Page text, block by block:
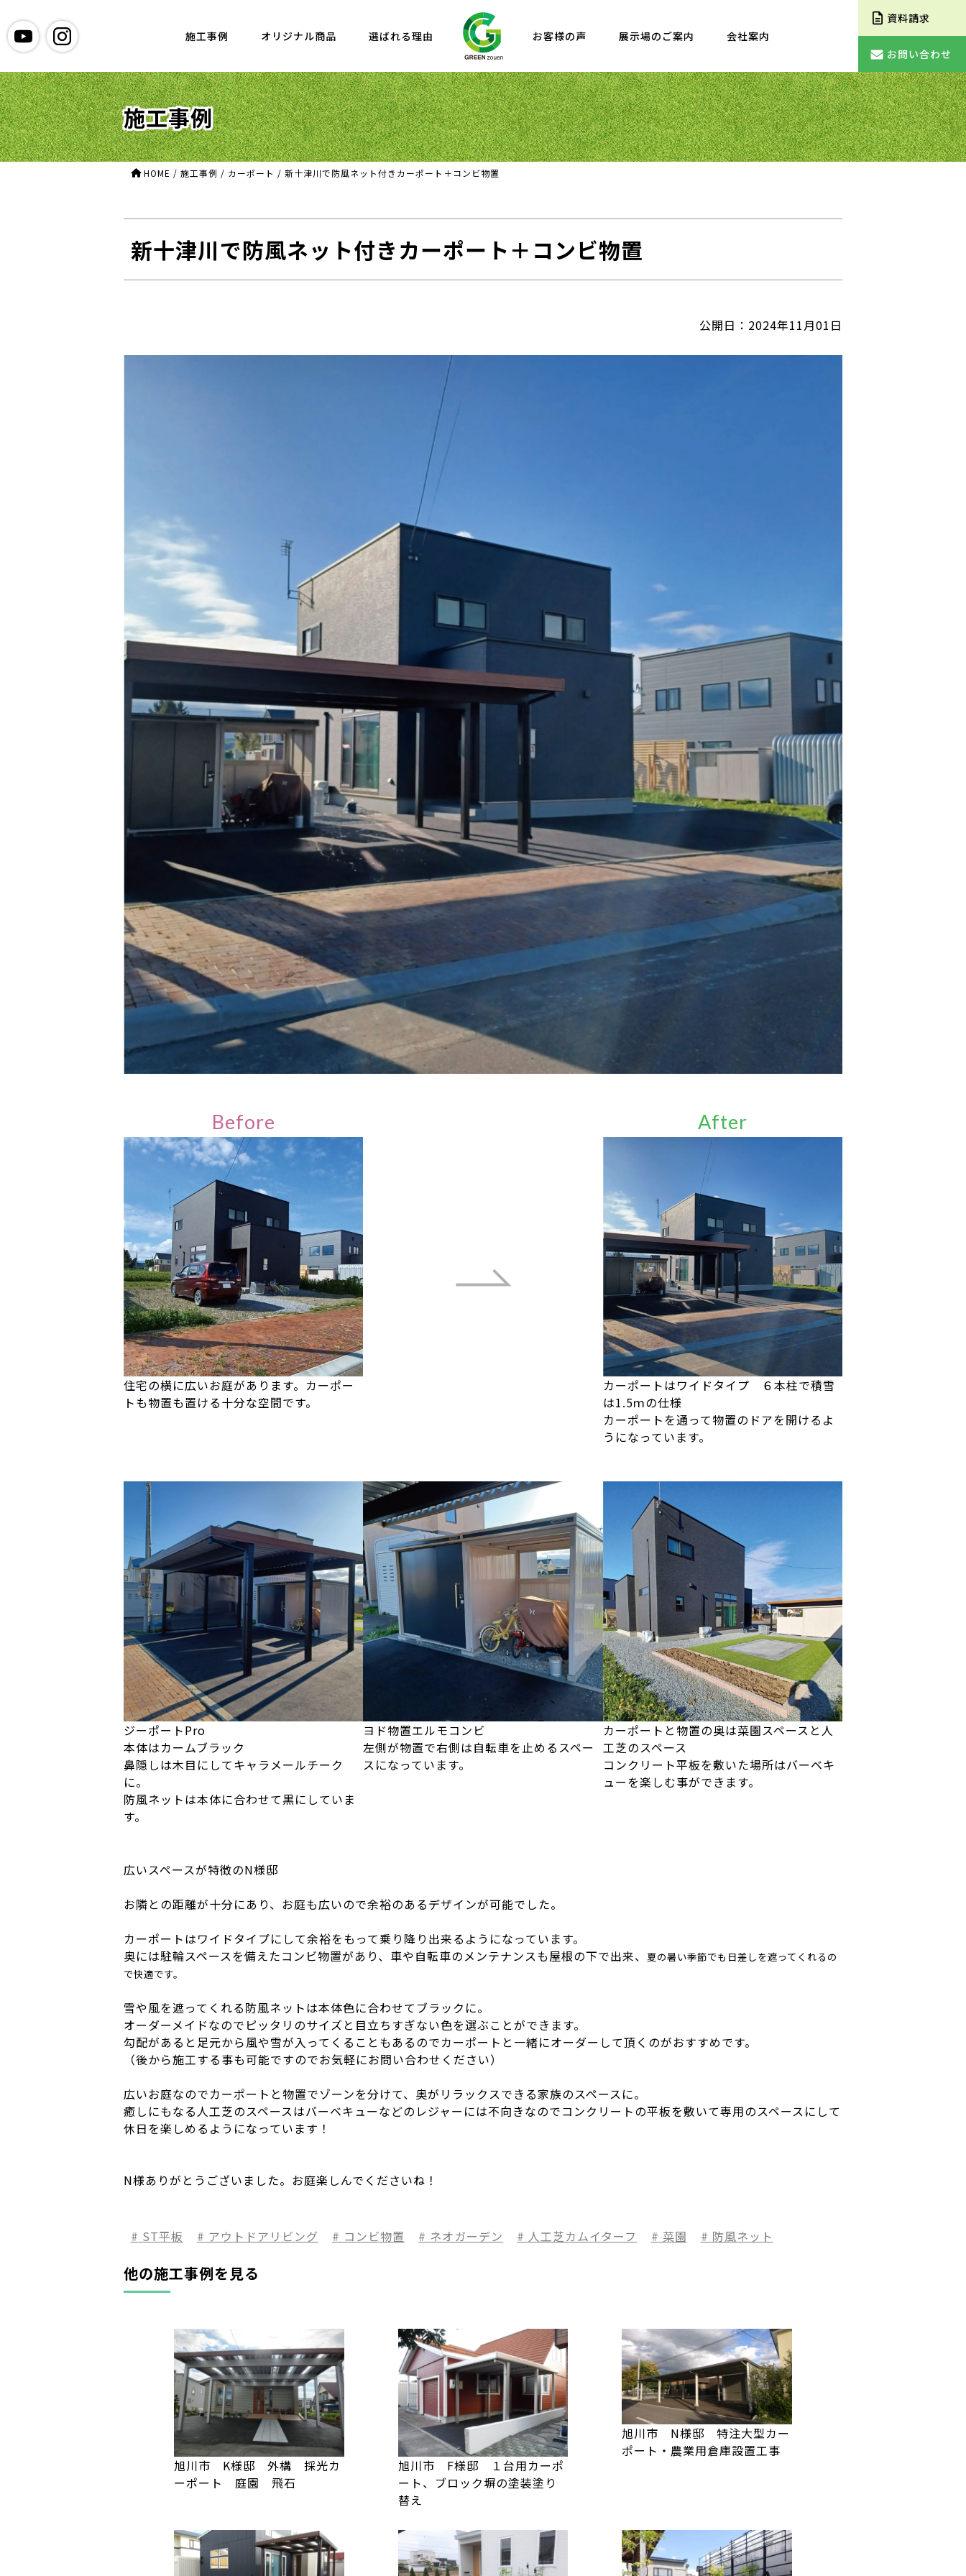
施工事例 オリジナル商品 選ばれる理由 お客様の声 展示場のご案内 会社案内
資料請求
お問い合わせ
施工事例
HOME / 施工事例 / カーポート / 新十津川で防風ネット付きカーポート＋コンビ物置
新十津川で防風ネット付きカーポート＋コンビ物置
公開日：2024年11月01日
住宅の横に広いお庭があります。カーポー
トも物置も置ける十分な空間です。
カーポートはワイドタイプ ６本柱で積雪
は1.5ｍの仕様
カーポートを通って物置のドアを開けるよ
うになっています。
ジーポートPro
本体はカームブラック
鼻隠しは木目にしてキャラメールチーク
に。
防風ネットは本体に合わせて黒にしていま
す。
ヨド物置エルモコンビ
左側が物置で右側は自転車を止めるスペー
スになっています。
カーポートと物置の奥は菜園スペースと人
工芝のスペース
コンクリート平板を敷いた場所はバーベキ
ューを楽しむ事ができます。
広いスペースが特徴のN様邸
お隣との距離が十分にあり、お庭も広いので余裕のあるデザインが可能でした。
カーポートはワイドタイプにして余裕をもって乗り降り出来るようになっています。
奥には駐輪スペースを備えたコンビ物置があり、車や自転車のメンテナンスも屋根の下で出来、
夏の暑い季節でも日差しを遮ってくれるの
で快適です。
雪や風を遮ってくれる防風ネットは本体色に合わせてブラックに。
オーダーメイドなのでピッタリのサイズと目立ちすぎない色を選ぶことができます。
勾配があると足元から風や雪が入ってくることもあるのでカーポートと一緒にオーダーして頂くのがおすすめです。
（後から施工する事も可能ですのでお気軽にお問い合わせください）
広いお庭なのでカーポートと物置でゾーンを分けて、奥がリラックスできる家族のスペースに。
癒しにもなる人工芝のスペースはバーベキューなどのレジャーには不向きなのでコンクリートの平板を敷いて専用のスペースにして
休日を楽しめるようになっています！
N様ありがとうございました。お庭楽しんでくださいね！
ST平板 アウトドアリビング コンビ物置 ネオガーデン 人工芝カムイターフ 菜園 防風ネット
他の施工事例を見る
旭川市 K様邸 外構 採光カ
ーポート 庭園 飛石
旭川市 F様邸 １台用カーポ
ート、ブロック塀の塗装塗り
替え
旭川市 N様邸 特注大型カー
ポート・農業用倉庫設置工事